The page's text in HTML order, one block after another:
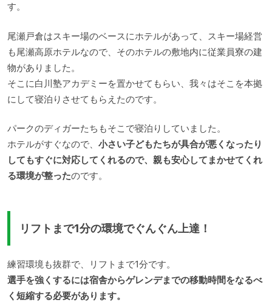
す。
尾瀬戸倉はスキー場のベースにホテルがあって、スキー場経営
も尾瀬高原ホテルなので、そのホテルの敷地内に従業員寮の建
物がありました。
そこに白川塾アカデミーを置かせてもらい、我々はそこを本拠
にして寝泊りさせてもらえたのです。
パークのディガーたちもそこで寝泊りしていました。
ホテルがすぐなので、 小さい子どもたちが具合が悪くなったり
してもすぐに対応してくれるので、親も安心してまかせてくれ
る環境が整ったのです。
リフトまで1分の環境でぐんぐん上達！
練習環境も抜群で、リフトまで1分です。
選手を強くするには宿舎からゲレンデまでの移動時間をなるべ
く短縮する必要があります。